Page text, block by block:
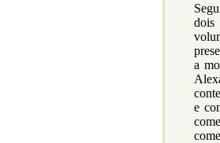
dois
a
e